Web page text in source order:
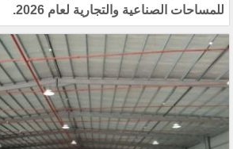
للمساحات الصناعية والتجارية لعام 2026.